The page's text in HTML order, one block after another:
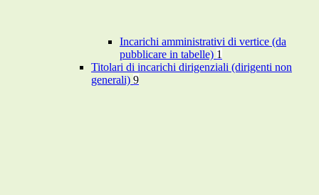
Incarichi amministrativi di vertice (da
pubblicare in tabelle) 1
Titolari di incarichi dirigenziali (dirigenti non
generali) 9